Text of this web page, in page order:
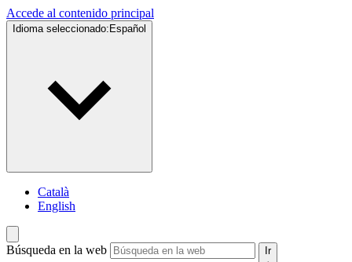
Accede al contenido principal
Idioma seleccionado: Español
Català
English
Búsqueda en la web Ir